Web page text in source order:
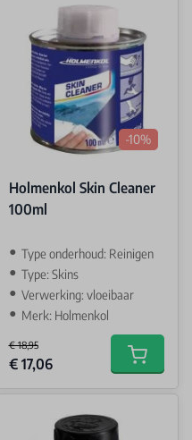
-10%
Holmenkol Skin Cleaner
100ml
Type onderhoud: Reinigen
Type: Skins
Verwerking: vloeibaar
Merk: Holmenkol
€ 18,95
Special Price
€ 17,06 Add to